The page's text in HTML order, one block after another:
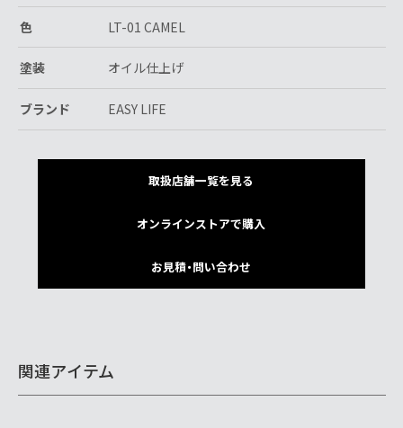
色 LT-01 CAMEL
塗装 オイル仕上げ
ブランド EASY LIFE
取扱店舗一覧を見る
オンラインストアで購入
お見積・問い合わせ
関連アイテム